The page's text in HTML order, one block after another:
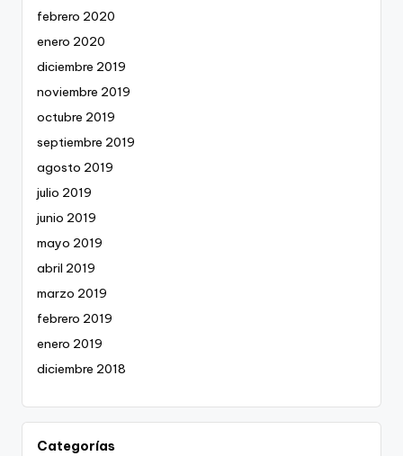
febrero 2020
enero 2020
diciembre 2019
noviembre 2019
octubre 2019
septiembre 2019
agosto 2019
julio 2019
junio 2019
mayo 2019
abril 2019
marzo 2019
febrero 2019
enero 2019
diciembre 2018
Categorías